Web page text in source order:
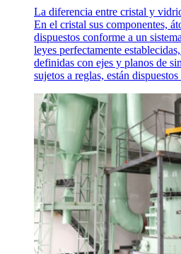
La diferencia entre cristal y
En el cristal sus componentes,
dispuestos conforme a un
leyes perfectamente
definidas con ejes y planos de
sujetos a reglas, están dispuestos